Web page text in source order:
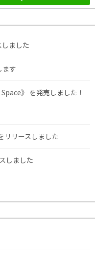
ました
ます
》 を発売しました！
リリースしました
しました